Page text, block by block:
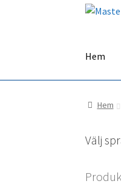
Hoppa
Hoppa
Hem
Hem
Välj